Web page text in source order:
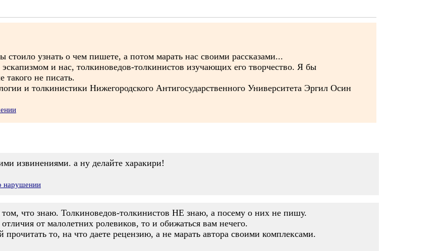
узнать о чем пишете, а потом марать нас своими рассказами...
и нас, толкиноведов-толкинистов изучающих его творчество. Я бы
такого не писать.
и толкинистики Нижегородского Антигосударственного Университета Эргил Осин
извинениями. а ну делайте харакири!
нарушении
что знаю. Толкиноведов-толкинистов НЕ знаю, а посему о них не пишу.
от малолетних ролевиков, то и обижаться вам нечего.
то, на что даете рецензию, а не марать автора своими комплексами.